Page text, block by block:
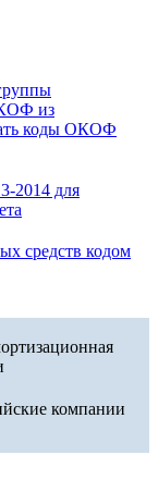
из
коды ОКОФ
2014 для
средств кодом
компании